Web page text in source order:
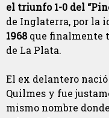
el triunfo 1-0 del
de Inglaterra, por la
1968que finalmente
de La Plata.
El ex delantero
Quilmes y fue
mismo nombre